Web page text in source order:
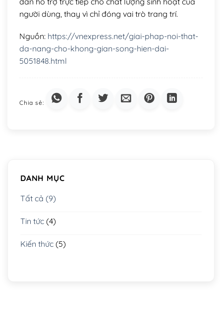
DANH MỤC
Tất cả (9)
Tin tức (4)
Kiến thức (5)
người dùng, thay vì chỉ đóng vai trò trang trí.
Nguồn: https://vnexpress.net/giai-phap-noi-that-
da-nang-cho-khong-gian-song-hien-dai-
5051848.html